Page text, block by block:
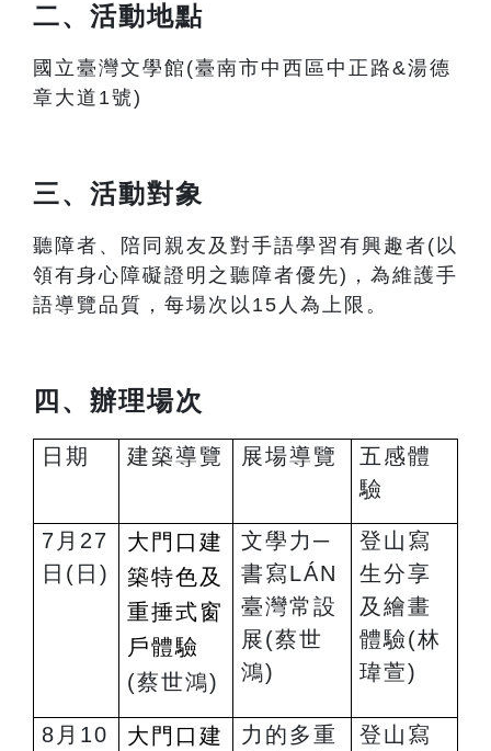
二、活動地點
國立臺灣文學館(臺南市中西區中正路&湯德
章大道1號)
三、活動對象
聽障者、陪同親友及對手語學習有興趣者(以
領有身心障礙證明之聽障者優先)，為維護手
語導覽品質，每場次以15人為上限。
四、辦理場次
日期 建築導覽 展場導覽
五感體
驗
7 月27
日(日)
大門口建
築特色及
重捶式窗
戶體驗
(蔡世鴻)
文學力─
書寫LÁN
臺灣常設
展(蔡世
鴻)
登山寫
生分享
及繪畫
體驗(林
瑋萱)
8 月10
大門口建
力的多重
登山寫